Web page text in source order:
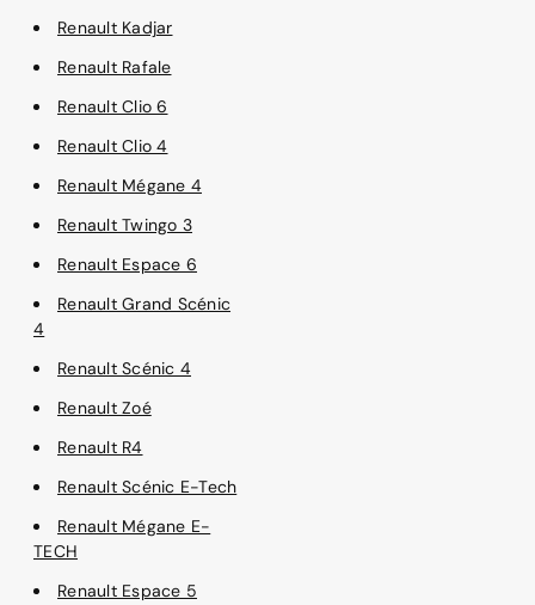
Renault Kadjar
Renault Rafale
Renault Clio 6
Renault Clio 4
Renault Mégane 4
Renault Twingo 3
Renault Espace 6
Renault Grand Scénic
4
Renault Scénic 4
Renault Zoé
Renault R4
Renault Scénic E-Tech
Renault Mégane E-
TECH
Renault Espace 5